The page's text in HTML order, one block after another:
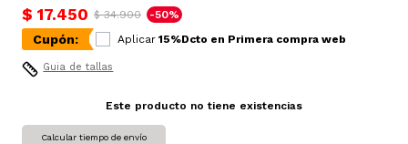
$ 17.450 $ 34.900 -50%
Cupón: Aplicar 15%Dcto en Primera compra web
Guia de tallas
Este producto no tiene existencias
Calcular tiempo de envío